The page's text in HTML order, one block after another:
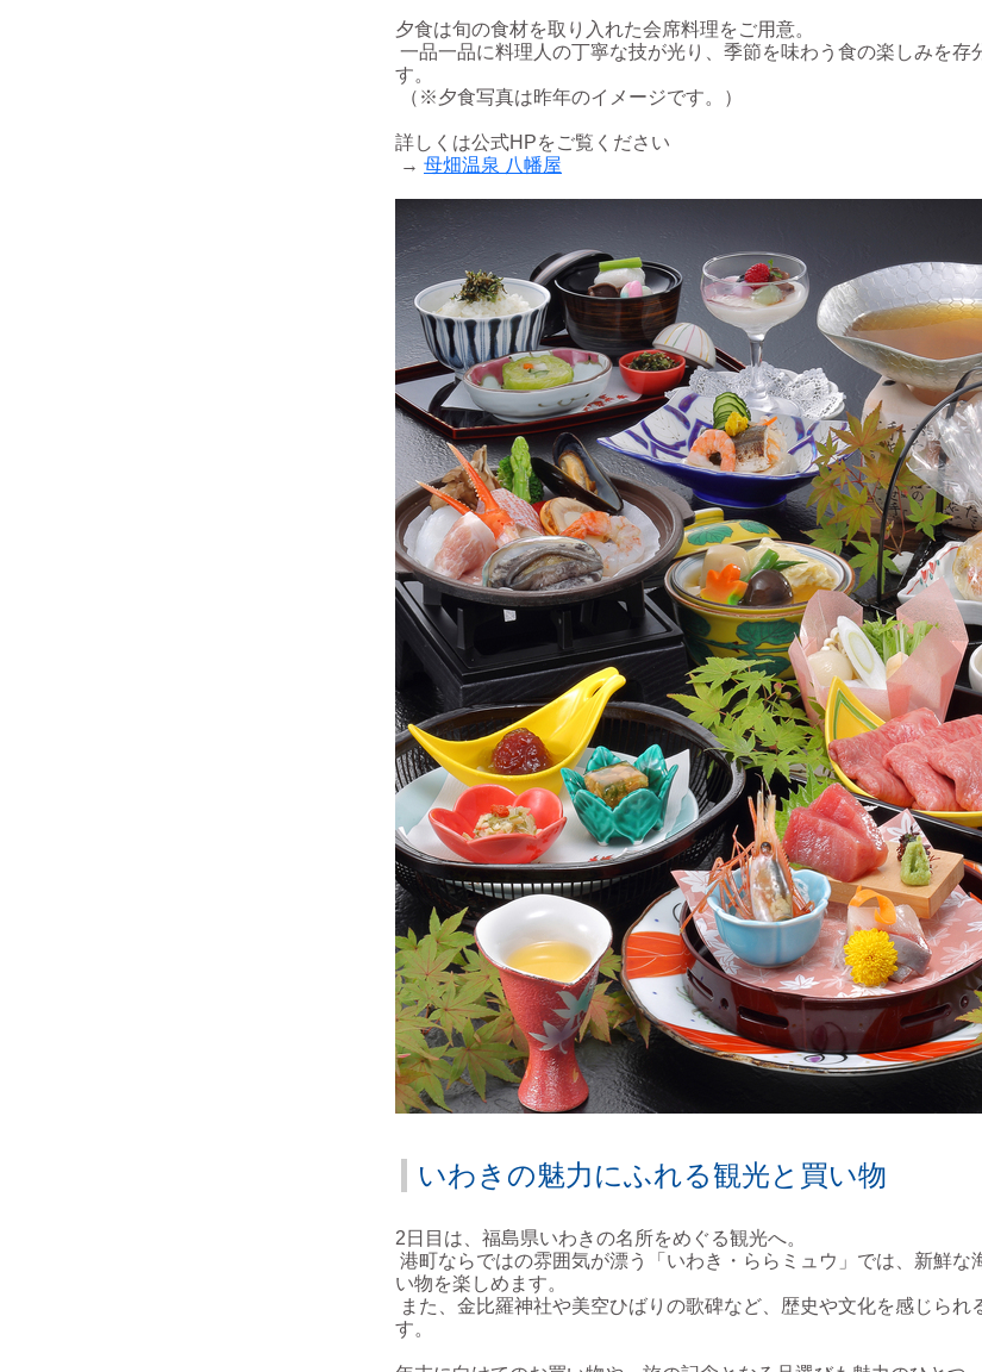
夕食は旬の食材を取り入れた会席料理をご用意。
一品一品に料理人の丁寧な技が光り、季節を味わう食の楽しみを存
す。
（※夕食写真は昨年のイメージです。）
詳しくは公式HPをご覧ください
→ 母畑温泉 八幡屋
いわきの魅力にふれる観光と買い物
2日目は、福島県いわきの名所をめぐる観光へ。
港町ならではの雰囲気が漂う「いわき・ららミュウ」では、新鮮な
い物を楽しめます。
また、金比羅神社や美空ひばりの歌碑など、歴史や文化を感じられ
す。